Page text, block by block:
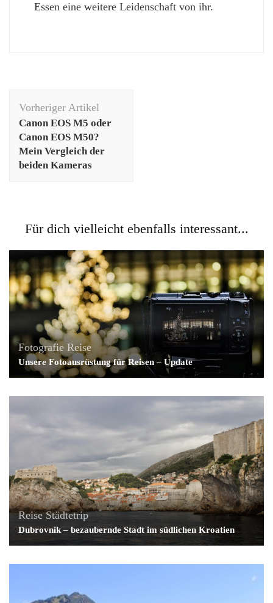
Essen eine weitere Leidenschaft von ihr.
Vorheriger Artikel
Canon EOS M5 oder
Canon EOS M50?
Mein Vergleich der
beiden Kameras
Für dich vielleicht ebenfalls interessant...
Fotografie Reise
Unsere Fotoausrüstung für Reisen – Update
Reise Städtetrip
Dubrovnik – bezaubernde Stadt im südlichen Kroatien